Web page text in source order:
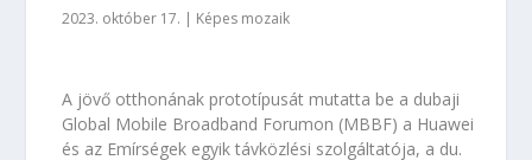
2023. október 17. | Képes mozaik
A jövő otthonának prototípusát mutatta be a dubaji
Global Mobile Broadband Forumon (MBBF) a Huawei
és az Emírségek egyik távközlési szolgáltatója, a du.